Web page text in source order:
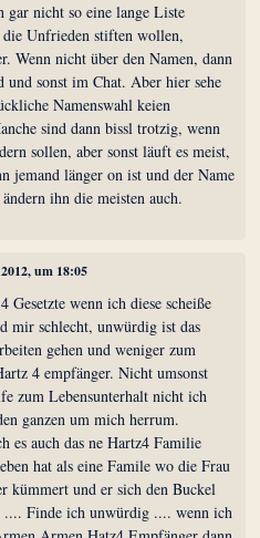
gar nicht so eine lange Liste
die Unfrieden stiften wollen,
Wenn nicht über den Namen, dann
und sonst im Chat. Aber hier sehe
Namenswahl keien
sind dann bissl trotzig, wenn
sollen, aber sonst läuft es meist,
jemand länger on ist und der Name
ihn die meisten auch.
um 18:05
Gesetzte wenn ich diese scheiße
mir schlecht, unwürdig ist das
gehen und weniger zum
4 empfänger. Nicht umsonst
zum Lebensunterhalt nicht ich
ganzen um mich herrum.
es auch das ne Hartz4 Familie
hat als eine Famile wo die Frau
kümmert und er sich den Buckel
.... Finde ich unwürdig .... wenn ich